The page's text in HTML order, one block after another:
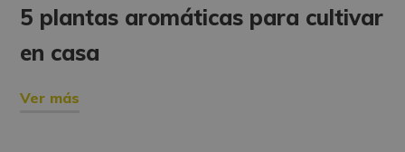
5 plantas aromáticas para cultivar
en casa
Ver más